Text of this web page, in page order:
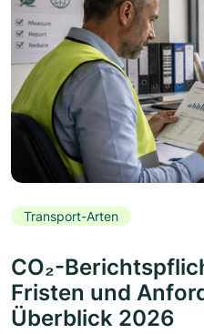
Transport-Arten
CO₂-
Fristen und
Überblick 2026